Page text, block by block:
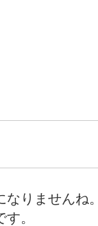
なりませんね
。